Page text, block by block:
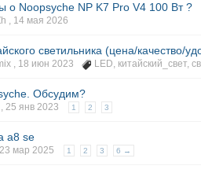
о Noopsyche NP K7 Pro V4 100 Вт ?
, 14 мая 2026
светильника (цена/качество/
, 18 июн 2023 LED, китайский_свет,
Обсудим?
25 янв 2023 1 2 3
a8 se
23 мар 2025 1 2 3 6 →